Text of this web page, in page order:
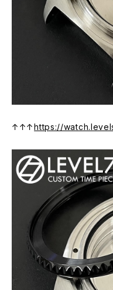
↑↑↑https://